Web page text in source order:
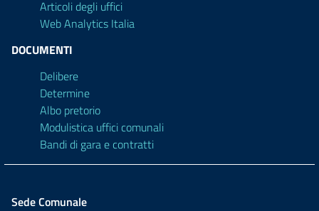
Articoli degli uffici
Web Analytics Italia
DOCUMENTI
Delibere
Determine
Albo pretorio
Modulistica uffici comunali
Bandi di gara e contratti
Sede Comunale